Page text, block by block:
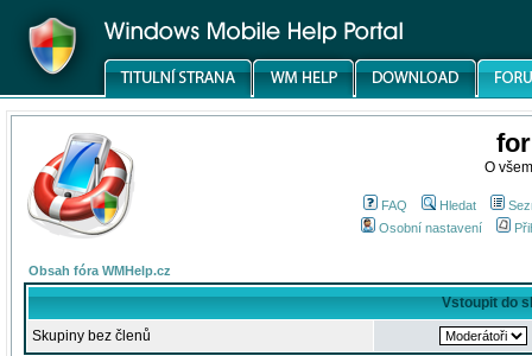
O
FAQ Hledat
Osobní nastavení
Obsah fóra WMHelp.cz
Vstoupit do
Skupiny bez členů